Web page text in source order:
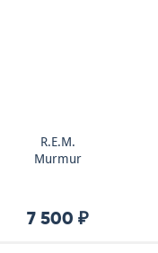
R.E.M.
Murmur
7 500 ₽